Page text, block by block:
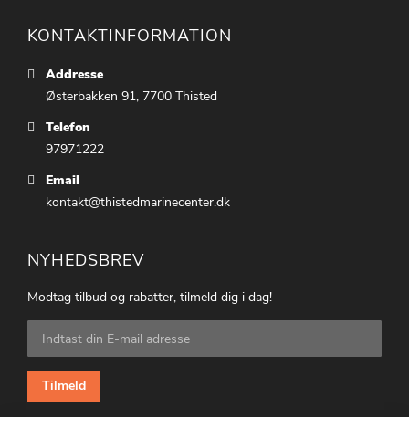
KONTAKTINFORMATION
Addresse
Østerbakken 91, 7700 Thisted
Telefon
97971222
Email
kontakt@thistedmarinecenter.dk
NYHEDSBREV
Modtag tilbud og rabatter, tilmeld dig i dag!
Tilmeld
dig
vores
nyhedsbrev:
Tilmeld